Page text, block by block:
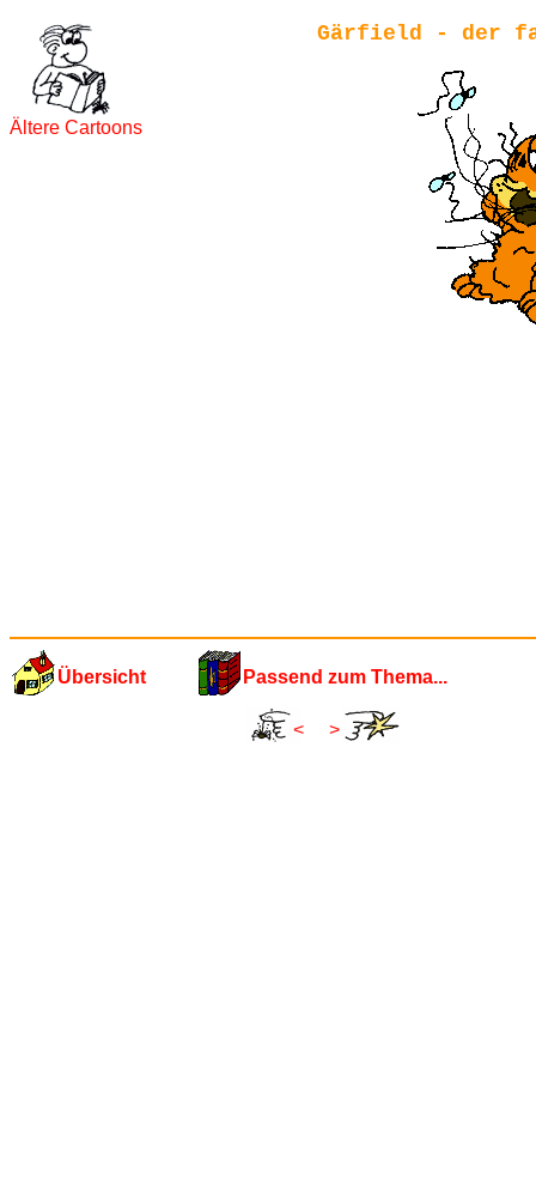
Ältere Cartoons
Gärfield - der
Übersicht Passend zum Thema...
< >